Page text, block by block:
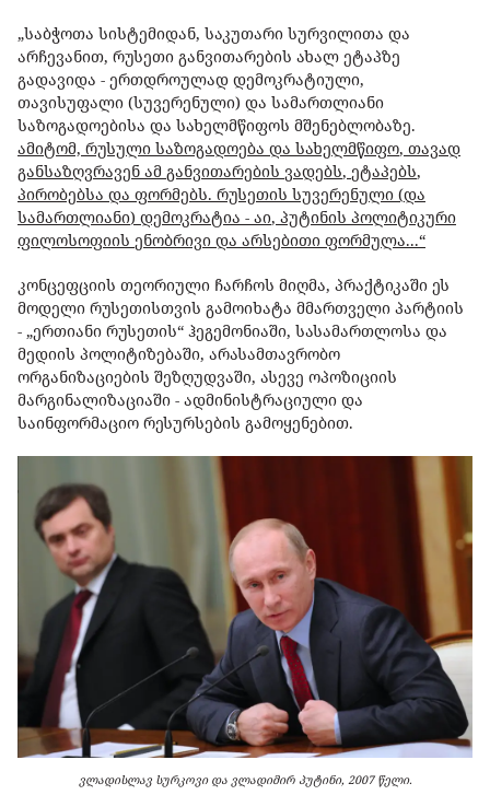
„საბჭოთა სისტემიდან, საკუთარი სურვილითა და
არჩევანით, რუსეთი განვითარების ახალ ეტაპზე
გადავიდა - ერთდროულად დემოკრატიული,
თავისუფალი (სუვერენული) და სამართლიანი
საზოგადოებისა და სახელმწიფოს მშენებლობაზე.
ამიტომ, რუსული საზოგადოება და სახელმწიფო, თავად
განსაზღვრავენ ამ განვითარების ვადებს, ეტაპებს,
პირობებსა და ფორმებს. რუსეთის სუვერენული (და
სამართლიანი) დემოკრატია - აი, პუტინის პოლიტიკური
ფილოსოფიის ენობრივი და არსებითი ფორმულა...“
კონცეფციის თეორიული ჩარჩოს მიღმა, პრაქტიკაში ეს
მოდელი რუსეთისთვის გამოიხატა მმართველი პარტიის
- „ერთიანი რუსეთის“ ჰეგემონიაში, სასამართლოსა და
მედიის პოლიტიზებაში, არასამთავრობო
ორგანიზაციების შეზღუდვაში, ასევე ოპოზიციის
მარგინალიზაციაში - ადმინისტრაციული და
საინფორმაციო რესურსების გამოყენებით.
ვლადისლავ სურკოვი და ვლადიმირ პუტინი, 2007 წელი.